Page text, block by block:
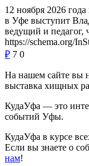
12 ноября 2026
в Уфе выступит
ведущий и педагог,
https://schema.org/
₽ 7 0
На нашем сайте вы
выставка хищных
КудаУфа — это
событий Уфы.
КудаУфа в курсе
Если вы знаете о
нам!